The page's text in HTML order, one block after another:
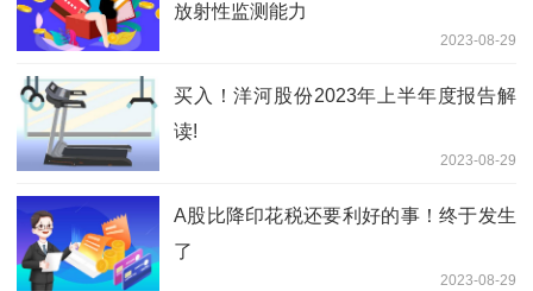
放射性监测能力
2023-08-29
买入！洋河股份2023年上半年度报告解
读!
2023-08-29
A股比降印花税还要利好的事！终于发生
了
2023-08-29